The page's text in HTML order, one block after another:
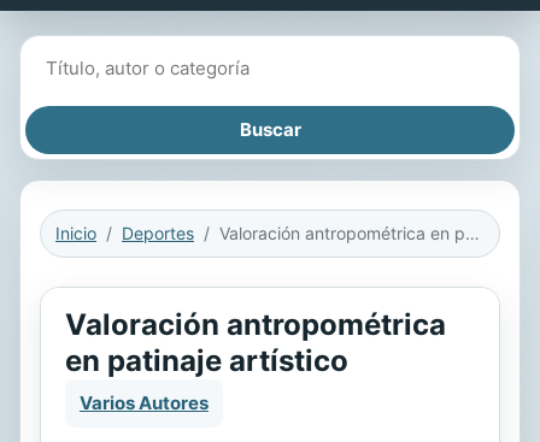
Inicio Deportes Valoración antropométrica en patinaje artístico
Valoración antropométrica
en patinaje artístico
Varios Autores